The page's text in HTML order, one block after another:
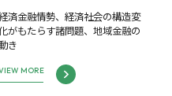
済金融情勢、経済社会の構造変
がもたらす諸問題、地域金融の
き
MORE